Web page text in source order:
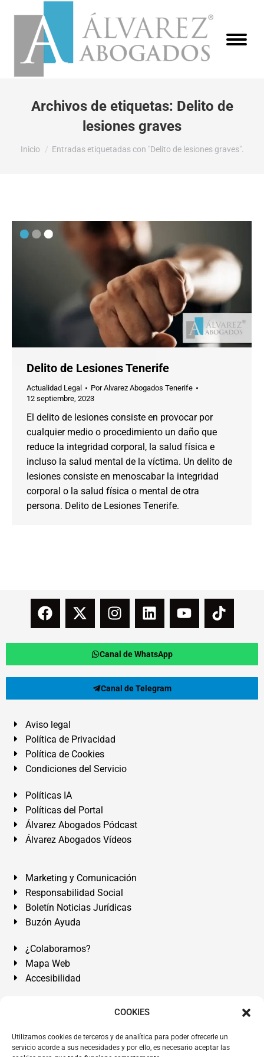
COOKIES
Utilizamos cookies de terceros y de analítica para poder ofrecerle un
servicio acorde a sus necesidades y por ello, es necesario aceptar las
Archivos de etiquetas: Delito de
lesiones graves
Estás aquí:
Inicio Entradas etiquetadas con "Delito de lesiones graves".
Delito de Lesiones Tenerife
Actualidad Legal PorAlvarez Abogados Tenerife
12 septiembre, 2023
El delito de lesiones consiste en provocar por
cualquier medio o procedimiento un daño que
reduce la integridad corporal, la salud física e
incluso la salud mental de la víctima. Un delito de
lesiones consiste en menoscabar la integridad
corporal o la salud física o mental de otra
persona. Delito de Lesiones Tenerife.
Canal de WhatsApp
Canal de Telegram
Aviso legal
Política de Privacidad
Política de Cookies
Condiciones del Servicio
Políticas IA
Políticas del Portal
Álvarez Abogados Pódcast
Álvarez Abogados Vídeos
Marketing y Comunicación
Responsabilidad Social
Boletín Noticias Jurídicas
Buzón Ayuda
¿Colaboramos?
Mapa Web
Accesibilidad
Álvarez Abogados Tenerife:Calle Teobaldo Power Nº 7,
de Tenerife. Islas Canarias.